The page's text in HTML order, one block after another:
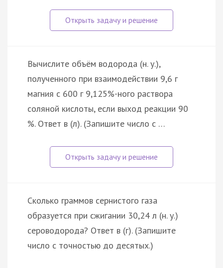
Вычислите объём водорода (н. у.),
полученного при взаимодействии 9,6 г
магния с 600 г 9,125%-ного раствора
соляной кислоты, если выход реакции 90
%. Ответ в (л). (Запишите число с …
Сколько граммов сернистого газа
образуется при сжигании 30,24 л (н. у.)
сероводорода? Ответ в (г). (Запишите
число с точностью до десятых.)